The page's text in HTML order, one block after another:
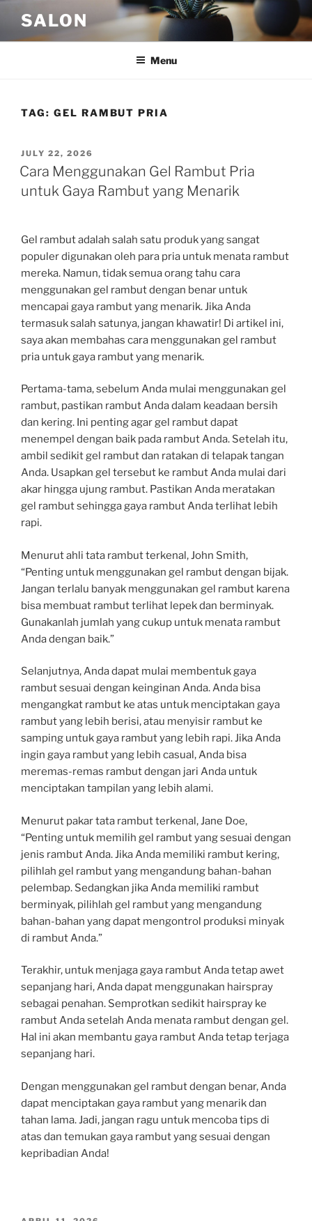
content
SALON
Menu
TAG: GEL RAMBUT PRIA
POSTED
ON
JULY 22, 2026
Cara Menggunakan Gel Rambut Pria
untuk Gaya Rambut yang Menarik
Gel rambut adalah salah satu produk yang sangat
populer digunakan oleh para pria untuk menata rambut
mereka. Namun, tidak semua orang tahu cara
menggunakan gel rambut dengan benar untuk
mencapai gaya rambut yang menarik. Jika Anda
termasuk salah satunya, jangan khawatir! Di artikel ini,
saya akan membahas cara menggunakan gel rambut
pria untuk gaya rambut yang menarik.
Pertama-tama, sebelum Anda mulai menggunakan gel
rambut, pastikan rambut Anda dalam keadaan bersih
dan kering. Ini penting agar gel rambut dapat
menempel dengan baik pada rambut Anda. Setelah itu,
ambil sedikit gel rambut dan ratakan di telapak tangan
Anda. Usapkan gel tersebut ke rambut Anda mulai dari
akar hingga ujung rambut. Pastikan Anda meratakan
gel rambut sehingga gaya rambut Anda terlihat lebih
rapi.
Menurut ahli tata rambut terkenal, John Smith,
“Penting untuk menggunakan gel rambut dengan bijak.
Jangan terlalu banyak menggunakan gel rambut karena
bisa membuat rambut terlihat lepek dan berminyak.
Gunakanlah jumlah yang cukup untuk menata rambut
Anda dengan baik.”
Selanjutnya, Anda dapat mulai membentuk gaya
rambut sesuai dengan keinginan Anda. Anda bisa
mengangkat rambut ke atas untuk menciptakan gaya
rambut yang lebih berisi, atau menyisir rambut ke
samping untuk gaya rambut yang lebih rapi. Jika Anda
ingin gaya rambut yang lebih casual, Anda bisa
meremas-remas rambut dengan jari Anda untuk
menciptakan tampilan yang lebih alami.
Menurut pakar tata rambut terkenal, Jane Doe,
“Penting untuk memilih gel rambut yang sesuai dengan
jenis rambut Anda. Jika Anda memiliki rambut kering,
pilihlah gel rambut yang mengandung bahan-bahan
pelembap. Sedangkan jika Anda memiliki rambut
berminyak, pilihlah gel rambut yang mengandung
bahan-bahan yang dapat mengontrol produksi minyak
di rambut Anda.”
Terakhir, untuk menjaga gaya rambut Anda tetap awet
sepanjang hari, Anda dapat menggunakan hairspray
sebagai penahan. Semprotkan sedikit hairspray ke
rambut Anda setelah Anda menata rambut dengan gel.
Hal ini akan membantu gaya rambut Anda tetap terjaga
sepanjang hari.
Dengan menggunakan gel rambut dengan benar, Anda
dapat menciptakan gaya rambut yang menarik dan
tahan lama. Jadi, jangan ragu untuk mencoba tips di
atas dan temukan gaya rambut yang sesuai dengan
kepribadian Anda!